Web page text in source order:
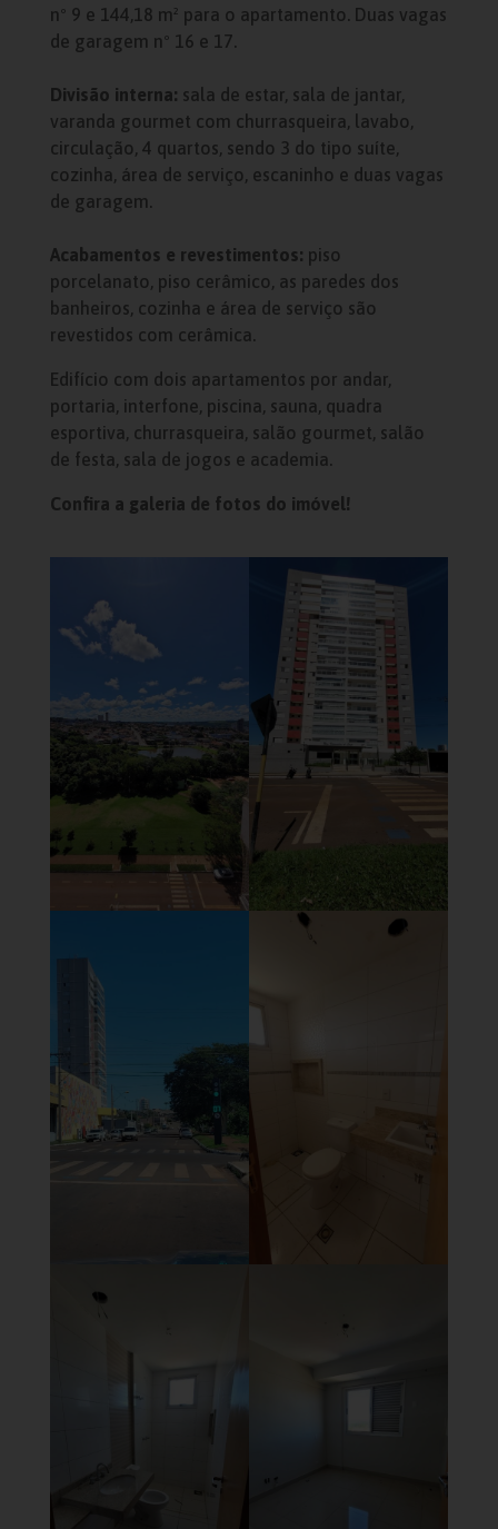
nº 9 e 144,18 m² para o apartamento. Duas vagas
de garagem nº 16 e 17.
Divisão interna: sala de estar, sala de jantar,
varanda gourmet com churrasqueira, lavabo,
circulação, 4 quartos, sendo 3 do tipo suíte,
cozinha, área de serviço, escaninho e duas vagas
de garagem.
Acabamentos e revestimentos: piso
porcelanato, piso cerâmico, as paredes dos
banheiros, cozinha e área de serviço são
revestidos com cerâmica.
Edifício com dois apartamentos por andar,
portaria, interfone, piscina, sauna, quadra
esportiva, churrasqueira, salão gourmet, salão
de festa, sala de jogos e academia.
Confira a galeria de fotos do imóvel!